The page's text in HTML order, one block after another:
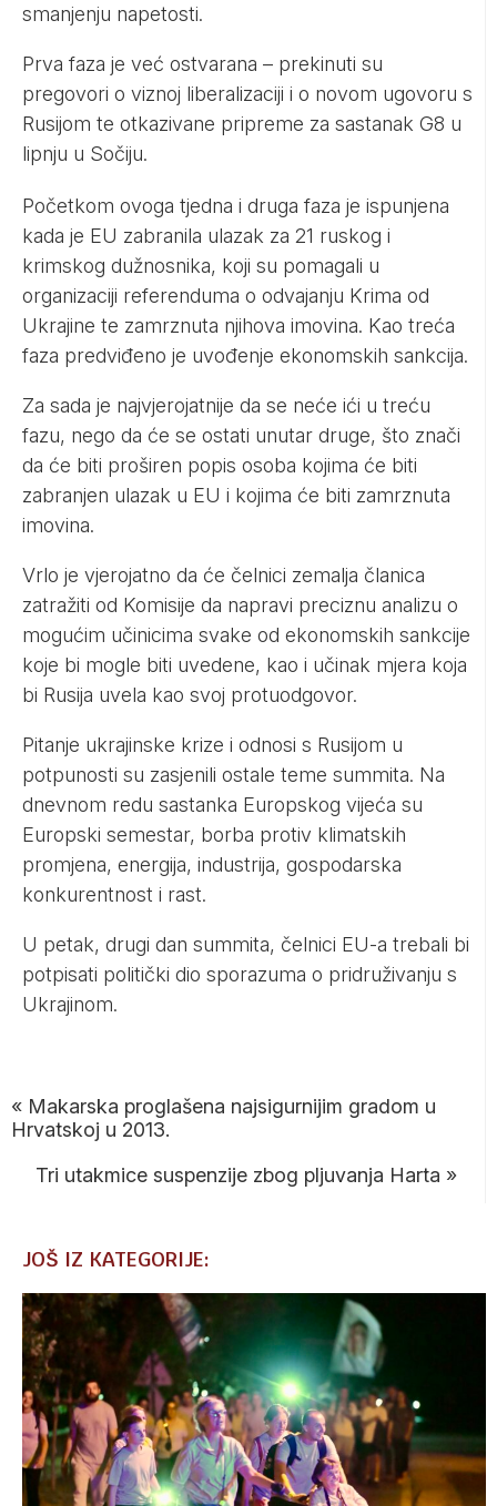
smanjenju napetosti.
Prva faza je već ostvarana – prekinuti su
pregovori o viznoj liberalizaciji i o novom ugovoru s
Rusijom te otkazivane pripreme za sastanak G8 u
lipnju u Sočiju.
Početkom ovoga tjedna i druga faza je ispunjena
kada je EU zabranila ulazak za 21 ruskog i
krimskog dužnosnika, koji su pomagali u
organizaciji referenduma o odvajanju Krima od
Ukrajine te zamrznuta njihova imovina. Kao treća
faza predviđeno je uvođenje ekonomskih sankcija.
Za sada je najvjerojatnije da se neće ići u treću
fazu, nego da će se ostati unutar druge, što znači
da će biti proširen popis osoba kojima će biti
zabranjen ulazak u EU i kojima će biti zamrznuta
imovina.
Vrlo je vjerojatno da će čelnici zemalja članica
zatražiti od Komisije da napravi preciznu analizu o
mogućim učinicima svake od ekonomskih sankcije
koje bi mogle biti uvedene, kao i učinak mjera koja
bi Rusija uvela kao svoj protuodgovor.
Pitanje ukrajinske krize i odnosi s Rusijom u
potpunosti su zasjenili ostale teme summita. Na
dnevnom redu sastanka Europskog vijeća su
Europski semestar, borba protiv klimatskih
promjena, energija, industrija, gospodarska
konkurentnost i rast.
U petak, drugi dan summita, čelnici EU-a trebali bi
potpisati politički dio sporazuma o pridruživanju s
Ukrajinom.
« Makarska proglašena najsigurnijim gradom u
Hrvatskoj u 2013.
Tri utakmice suspenzije zbog pljuvanja Harta »
JOŠ IZ KATEGORIJE: